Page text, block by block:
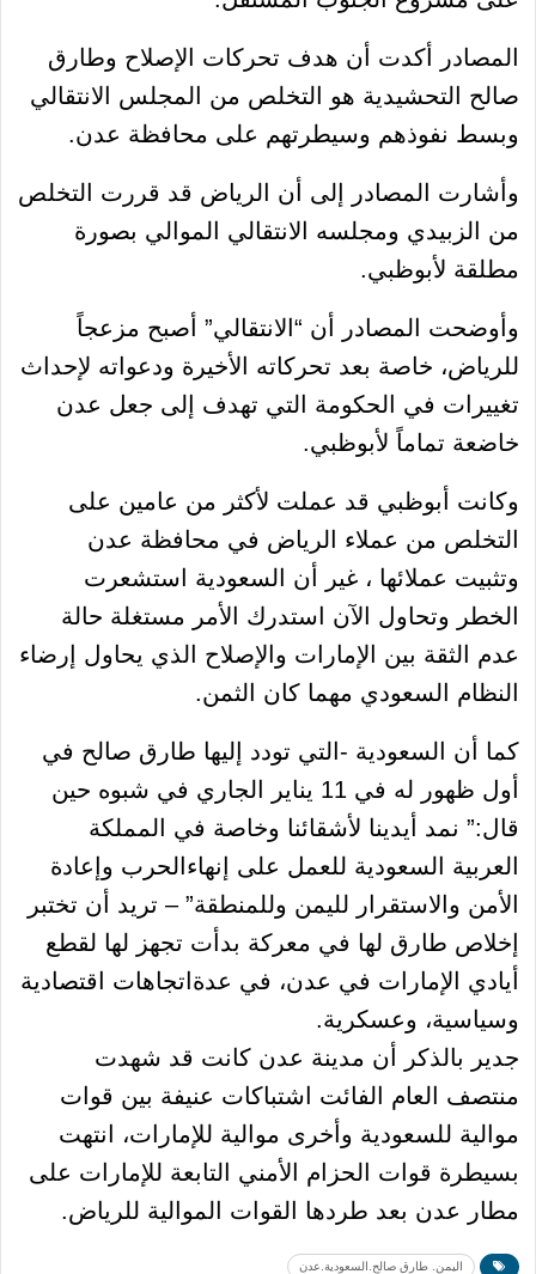
المصادر أكدت أن هدف تحركات الإصلاح وطارق
صالح التحشيدية هو التخلص من المجلس الانتقالي
وبسط نفوذهم وسيطرتهم على محافظة عدن.
وأشارت المصادر إلى أن الرياض قد قررت التخلص
من الزبيدي ومجلسه الانتقالي الموالي بصورة
مطلقة لأبوظبي.
وأوضحت المصادر أن “الانتقالي” أصبح مزعجاً
للرياض، خاصة بعد تحركاته الأخيرة ودعواته لإحداث
تغييرات في الحكومة التي تهدف إلى جعل عدن
خاضعة تماماً لأبوظبي.
وكانت أبوظبي قد عملت لأكثر من عامين على
التخلص من عملاء الرياض في محافظة عدن
وتثبيت عملائها ، غير أن السعودية استشعرت
الخطر وتحاول الآن استدرك الأمر مستغلة حالة
عدم الثقة بين الإمارات والإصلاح الذي يحاول إرضاء
النظام السعودي مهما كان الثمن.
كما أن السعودية -التي تودد إليها طارق صالح في
أول ظهور له في 11 يناير الجاري في شبوه حين
قال:” نمد أيدينا لأشقائنا وخاصة في المملكة
العربية السعودية للعمل على إنهاءالحرب وإعادة
الأمن والاستقرار لليمن وللمنطقة” – تريد أن تختبر
إخلاص طارق لها في معركة بدأت تجهز لها لقطع
أيادي الإمارات في عدن، في عدةاتجاهات اقتصادية
وسياسية، وعسكرية.
جدير بالذكر أن مدينة عدن كانت قد شهدت
منتصف العام الفائت اشتباكات عنيفة بين قوات
موالية للسعودية وأخرى موالية للإمارات، انتهت
بسيطرة قوات الحزام الأمني التابعة للإمارات على
مطار عدن بعد طردها القوات الموالية للرياض.
اليمن. طارق صالح.السعودية.عدن